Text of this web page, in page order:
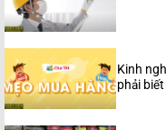
Kinh
phải biết